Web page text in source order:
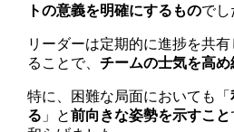
トの意義を明確にするものでし
リーダーは定期的に進捗を共
ることで、チームの士気を高め
特に、困難な局面においても「
る 」と前向きな姿勢を示すこと